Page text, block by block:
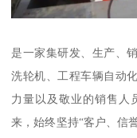
是一家集研发、生产、
洗轮机、工程车辆自动
力量以及敬业的销售人
来，始终坚持“客户、信